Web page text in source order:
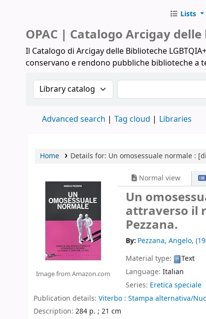
Biblioteche Arcigay
Lists
OPAC | Catalogo Arcigay
Il Catalogo di Arcigay delle Biblioteche
conservano e rendono pubbliche biblioteche a
Search the catalog by:Search the catalog
Advanced search Tag cloud Libraries
Home Details for: Un omosessuale normale :
Image from Amazon.com
Normal view
Un
attraverso il
Pezzana.
By: Pezzana, Angelo,
Material type:
Text
Language: Italian
Series: Eretica speciale
Publication details: Viterbo : Stampa alternativa/
Description: 284 p. ; 21 cm